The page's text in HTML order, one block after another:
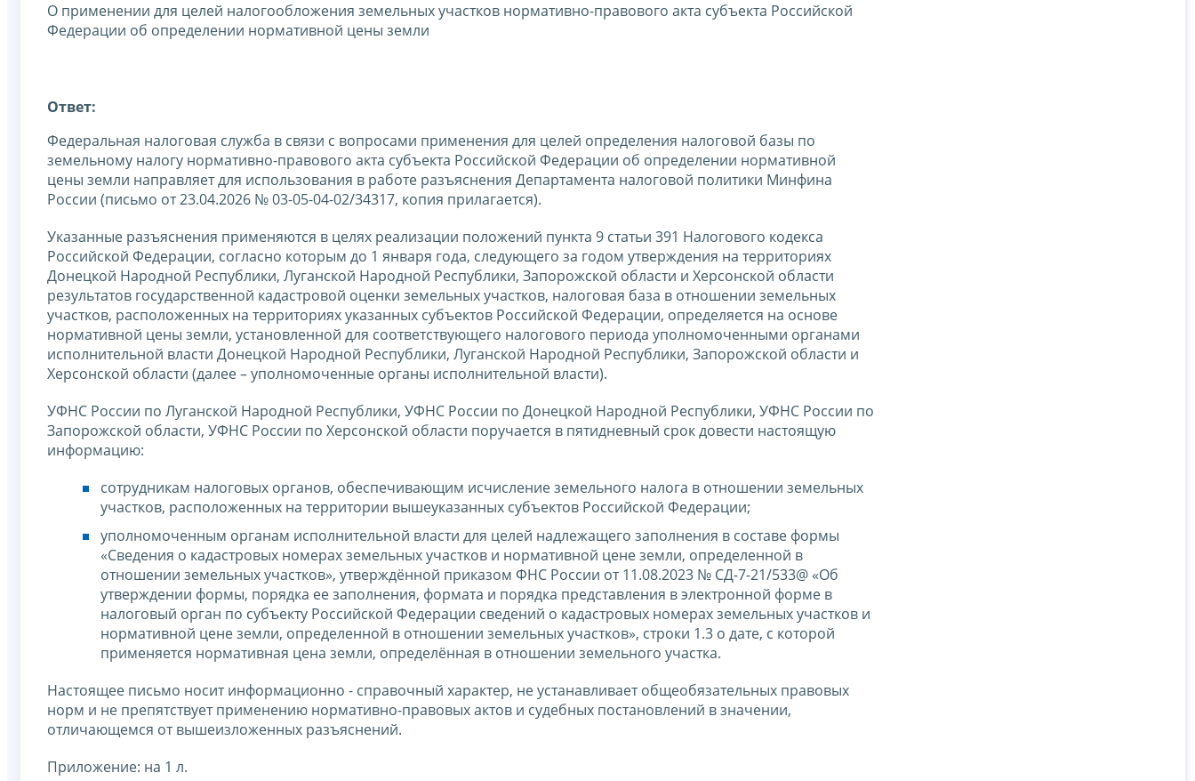
О применении для целей налогообложения земельных участков нормативно-правового акта субъекта Российской
Федерации об определении нормативной цены земли
Ответ:
Федеральная налоговая служба в связи с вопросами применения для целей определения налоговой базы по
земельному налогу нормативно-правового акта субъекта Российской Федерации об определении нормативной
цены земли направляет для использования в работе разъяснения Департамента налоговой политики Минфина
России (письмо от 23.04.2026 № 03-05-04-02/34317, копия прилагается).
Указанные разъяснения применяются в целях реализации положений пункта 9 статьи 391 Налогового кодекса
Российской Федерации, согласно которым до 1 января года, следующего за годом утверждения на территориях
Донецкой Народной Республики, Луганской Народной Республики, Запорожской области и Херсонской области
результатов государственной кадастровой оценки земельных участков, налоговая база в отношении земельных
участков, расположенных на территориях указанных субъектов Российской Федерации, определяется на основе
нормативной цены земли, установленной для соответствующего налогового периода уполномоченными органами
исполнительной власти Донецкой Народной Республики, Луганской Народной Республики, Запорожской области и
Херсонской области (далее – уполномоченные органы исполнительной власти).
УФНС России по Луганской Народной Республики, УФНС России по Донецкой Народной Республики, УФНС России по
Запорожской области, УФНС России по Херсонской области поручается в пятидневный срок довести настоящую
информацию:
сотрудникам налоговых органов, обеспечивающим исчисление земельного налога в отношении земельных
участков, расположенных на территории вышеуказанных субъектов Российской Федерации;
уполномоченным органам исполнительной власти для целей надлежащего заполнения в составе формы
«Сведения о кадастровых номерах земельных участков и нормативной цене земли, определенной в
отношении земельных участков», утверждённой приказом ФНС России от 11.08.2023 № СД-7-21/533@ «Об
утверждении формы, порядка ее заполнения, формата и порядка представления в электронной форме в
налоговый орган по субъекту Российской Федерации сведений о кадастровых номерах земельных участков и
нормативной цене земли, определенной в отношении земельных участков», строки 1.3 о дате, с которой
применяется нормативная цена земли, определённая в отношении земельного участка.
Настоящее письмо носит информационно - справочный характер, не устанавливает общеобязательных правовых
норм и не препятствует применению нормативно-правовых актов и судебных постановлений в значении,
отличающемся от вышеизложенных разъяснений.
Приложение: на 1 л.